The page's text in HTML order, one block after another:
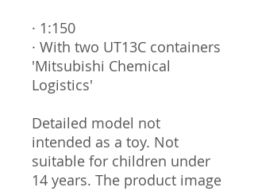
· 1:150
· With two UT13C containers
'Mitsubishi Chemical
Logistics'
Detailed model not
intended as a toy. Not
suitable for children under
14 years. The product image